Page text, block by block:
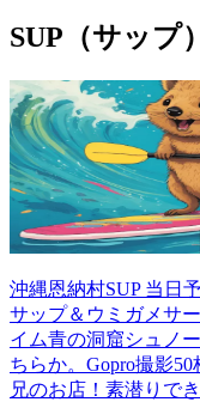
SUP（サップ
沖縄恩納村SUP 当日
サップ＆ウミガメサ
イム青の洞窟シュノ
ちらか。Gopro撮影
兄のお店！素潜りで